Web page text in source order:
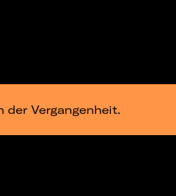
der Vergangenheit.